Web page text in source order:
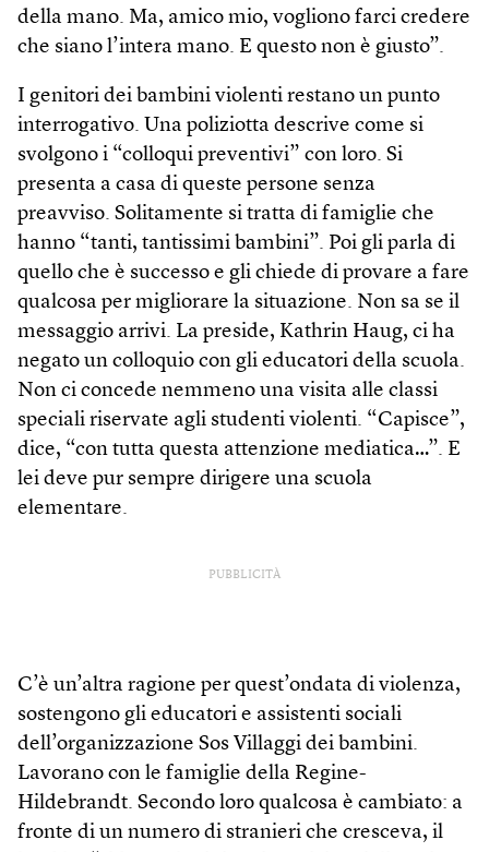
della mano. Ma, amico mio, vogliono farci credere
che siano l’intera mano. E questo non è giusto”.
I genitori dei bambini violenti restano un punto
interrogativo. Una poliziotta descrive come si
svolgono i “colloqui preventivi” con loro. Si
presenta a casa di queste persone senza
preavviso. Solitamente si tratta di famiglie che
hanno “tanti, tantissimi bambini”. Poi gli parla di
quello che è successo e gli chiede di provare a fare
qualcosa per migliorare la situazione. Non sa se il
messaggio arrivi. La preside, Kathrin Haug, ci ha
negato un colloquio con gli educatori della scuola.
Non ci concede nemmeno una visita alle classi
speciali riservate agli studenti violenti. “Capisce”,
dice, “con tutta questa attenzione mediatica…”. E
lei deve pur sempre dirigere una scuola
elementare.
PUBBLICITÀ
C’è un’altra ragione per quest’ondata di violenza,
sostengono gli educatori e assistenti sociali
dell’organizzazione Sos Villaggi dei bambini.
Lavorano con le famiglie della Regine-
Hildebrandt. Secondo loro qualcosa è cambiato: a
fronte di un numero di stranieri che cresceva, il